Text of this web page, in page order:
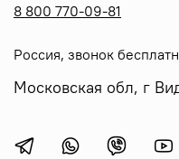
8 800 770-09-81
Россия, звонок
Московская обл, г